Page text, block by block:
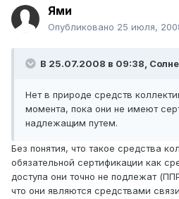
Ями
Опубликовано 25 июля,
В 25.07.2008 в 09:38,
Нет в природе средств
момента, пока они не имеют
надлежащим путем.
Без понятия, что такое средства
обязательной сертификации как
доступа они точно не подлежат
что они являются средствами